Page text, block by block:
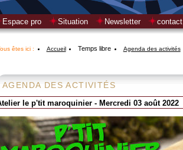
Espace pro Situation Newsletter contact
êtes ici : Accueil Temps libre Agenda des activités
AGENDA DES ACTIVITÉS
le p'tit maroquinier - Mercredi 03 août 2022